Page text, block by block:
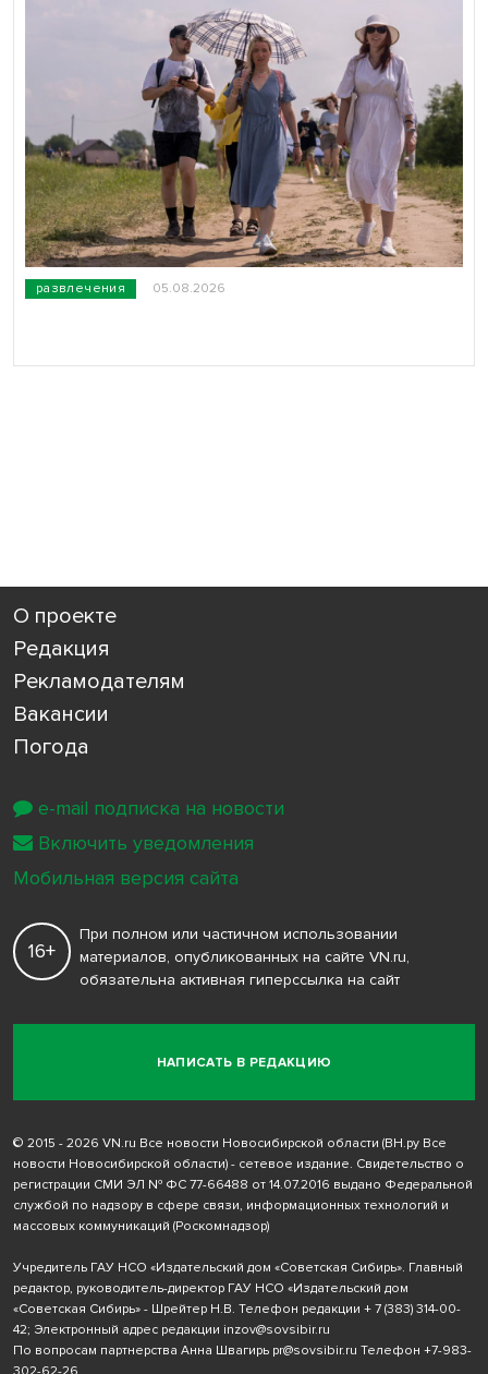
развлечения 05.08.2026
О проекте
Редакция
Рекламодателям
Вакансии
Погода
НАПИСАТЬ В РЕДАКЦИЮ
16+
При полном или частичном использовании
материалов, опубликованных на сайте VN.ru,
обязательна активная гиперссылка на сайт
© 2015 - 2026 VN.ru Все новости Новосибирской области (ВН.ру Все
новости Новосибирской области) - сетевое издание. Свидетельство о
регистрации СМИ ЭЛ № ФС 77-66488 от 14.07.2016 выдано Федеральной
службой по надзору в сфере связи, информационных технологий и
массовых коммуникаций (Роскомнадзор)
Учредитель ГАУ НСО «Издательский дом «Советская Сибирь». Главный
редактор, руководитель-директор ГАУ НСО «Издательский дом
«Советская Сибирь» - Шрейтер Н.В. Телефон редакции + 7 (383) 314-00-
42; Электронный адрес редакции inzov@sovsibir.ru
По вопросам партнерства Анна Швагирь pr@sovsibir.ru Телефон +7-983-
e-mail подписка на новости
Включить уведомления
Мобильная версия сайта